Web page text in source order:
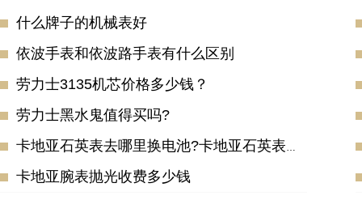
什么牌子的机械表好
依波手表和依波路手表有什么区别
劳力士3135机芯价格多少钱？
劳力士黑水鬼值得买吗?
卡地亚石英表去哪里换电池?卡地亚石英表电池多少钱呢?
卡地亚腕表抛光收费多少钱